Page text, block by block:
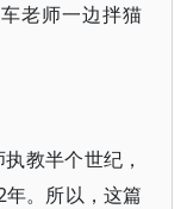
老师一边拌猫
教半个世纪，
。所以，这篇